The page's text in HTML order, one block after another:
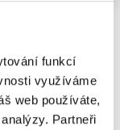
funkcí
využíváme
web používáte,
Partneři